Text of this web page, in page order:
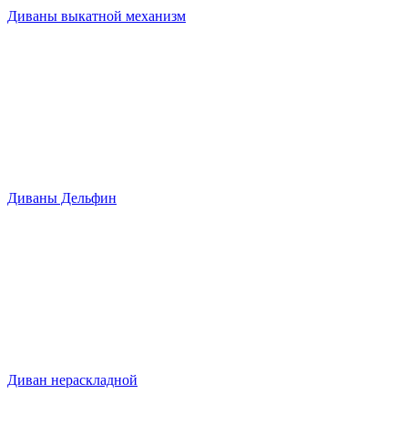
Диваны выкатной механизм
Диваны Дельфин
Диван нераскладной